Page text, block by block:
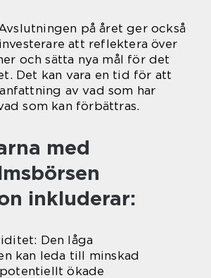
på året ger också
att reflektera över
och sätta nya mål för det
Det kan vara en tid för att
av vad som har
som kan förbättras.
med
inkluderar:
Den låga
kan leda till minskad
ökade